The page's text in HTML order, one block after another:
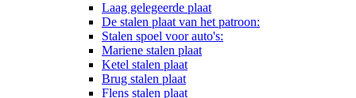
Laag gelegeerde plaat
De stalen plaat van het patroon:
Stalen spoel voor auto's:
Mariene stalen plaat
Ketel stalen plaat
Brug stalen plaat
Flens stalen plaat